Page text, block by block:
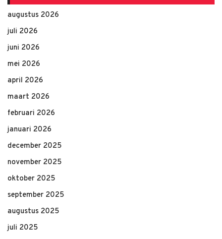
augustus 2026
juli 2026
juni 2026
mei 2026
april 2026
maart 2026
februari 2026
januari 2026
december 2025
november 2025
oktober 2025
september 2025
augustus 2025
juli 2025